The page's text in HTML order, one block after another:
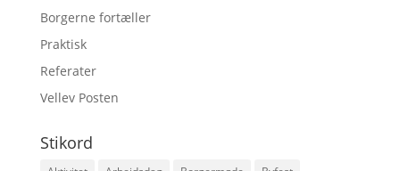
Borgerne fortæller
Praktisk
Referater
Vellev Posten
Stikord